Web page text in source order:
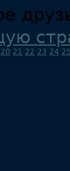
20 21 22 23 24